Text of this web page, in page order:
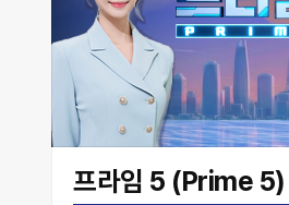
프라임 5 (Prime 5)